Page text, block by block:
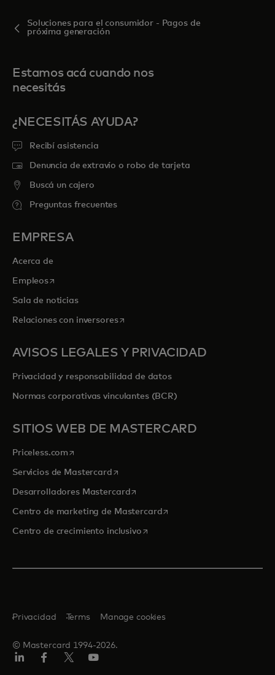
Soluciones para el consumidor - Pagos de
próxima generación
Estamos acá cuando nos
necesitás
¿NECESITÁS AYUDA?
Recibí asistencia
Denuncia de extravío o robo de tarjeta
Buscá un cajero
Preguntas frecuentes
EMPRESA
Acerca de
Empleosse abre en una pestaña nueva
Sala de noticias
Relaciones con inversoresse abre en una pestaña nueva
AVISOS LEGALES Y PRIVACIDAD
Privacidad y responsabilidad de datos
Normas corporativas vinculantes (BCR)
SITIOS WEB DE MASTERCARD
Priceless.com se abre en una pestaña nueva
Servicios de Mastercardse abre en una pestaña nueva
Desarrolladores Mastercardse abre en una pestaña nueva
Centro de marketing de Mastercardse abre en una pestaña
Centro de crecimiento inclusivose abre en una pestaña nueva
© Mastercard 1994-2026.
Privacidad Terms Manage cookies